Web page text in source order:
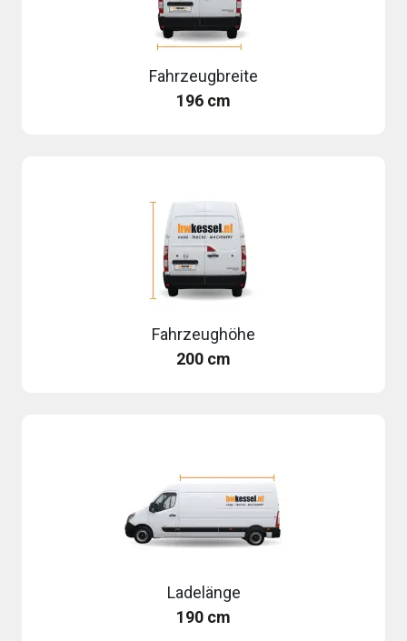
Fahrzeugbreite
196 cm
Fahrzeughöhe
200 cm
Ladelänge
190 cm